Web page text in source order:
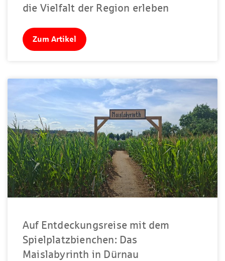
die Vielfalt der Region erleben
Zum Artikel
Auf Entdeckungsreise mit dem
Spielplatzbienchen: Das
Maislabyrinth in Dürnau